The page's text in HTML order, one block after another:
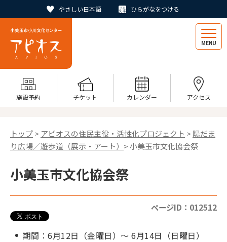
やさしい日本語 ひらがなをつける
MENU
施設予約 チケット カレンダー アクセス
トップ> アピオスの住民主役・活性化プロジェクト > 陽だま
り広場／遊歩道（展示・アート） > 小美玉市文化協会祭
小美玉市文化協会祭
ページID：012512
期間：6月12日（金曜日）～ 6月14日（日曜日）